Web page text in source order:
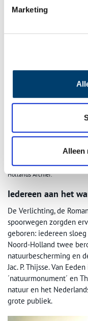
Marketing
Alleen
Kaart van Haarlem’s
Hollands Archief.
Iedereen aan het
De Verlichting, de
spoorwegen zorgden
geboren: iedereen
Noord-Holland twee
natuurbescherming en
Jac. P. Thijsse. Van
´natuurmonument´ en
natuur en het
grote publiek.